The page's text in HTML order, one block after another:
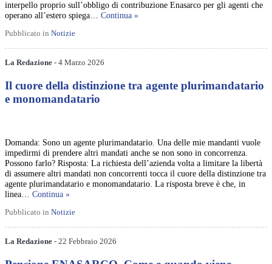
interpello proprio sull’obbligo di contribuzione Enasarco per gli agenti che
operano all’estero spiega… Continua »
Pubblicato in Notizie
La Redazione - 4 Marzo 2026
Il cuore della distinzione tra agente plurimandatario
e monomandatario
Domanda: Sono un agente plurimandatario. Una delle mie mandanti vuole
impedirmi di prendere altri mandati anche se non sono in concorrenza.
Possono farlo? Risposta: La richiesta dell’azienda volta a limitare la libertà
di assumere altri mandati non concorrenti tocca il cuore della distinzione tra
agente plurimandatario e monomandatario. La risposta breve è che, in
linea… Continua »
Pubblicato in Notizie
La Redazione - 22 Febbraio 2026